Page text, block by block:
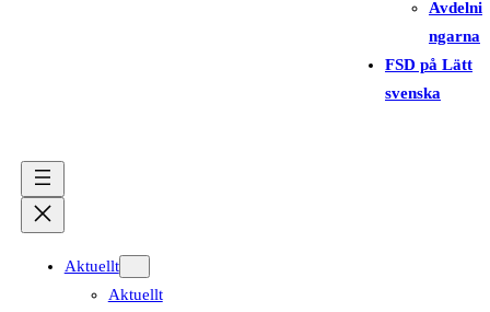
Avdelni
ngarna
FSD på Lätt
svenska
Aktuellt
Aktuellt